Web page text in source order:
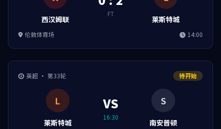
西汉姆联
FT
莱斯特城
伦敦体育场 14:00
英超 · 第33轮 待开始
L
莱斯特城
VS
16:30
S
南安普顿